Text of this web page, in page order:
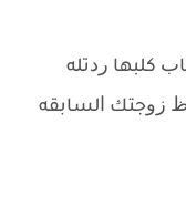
ﻛﻠﺒﻬﺎ ﺭﺩﺗﻠﻪ
ﺍﻟﺴﺎﺑﻘﻪ